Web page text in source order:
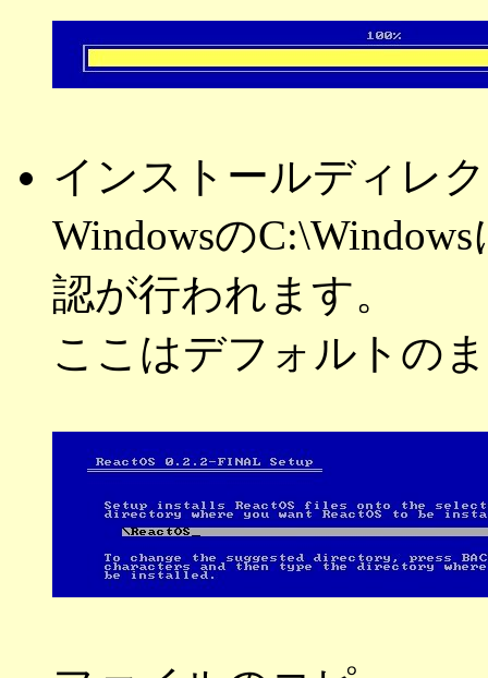
インストールディレ
Windowsの
認が行われます。
ここはデフォルトの